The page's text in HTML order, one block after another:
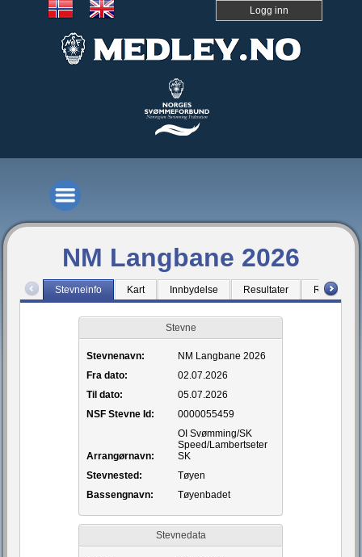
Logg inn
NM Langbane 2026
Stevneinfo Kart Innbydelse Resultater Ranking
Stevne
Stevnenavn:
NM Langbane 2026
Fra dato:
02.07.2026
Til dato:
05.07.2026
NSF Stevne Id:
0000055459
Arrangørnavn:
OI Svømming/SK
Speed/Lambertseter
SK
Stevnested:
Tøyen
Bassengnavn:
Tøyenbadet
Stevnedata